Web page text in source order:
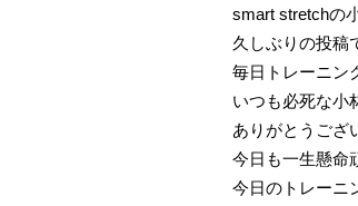
smart stretchの
久しぶりの投稿
毎日トレーニン
いつも必死な小
ありがとうござ
今日も一生懸命
今日のトレーニ